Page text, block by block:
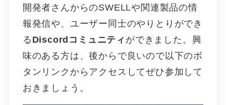
開発者さんからのSWELLや関連製品の情
報発信や、ユーザー同士のやりとりができ
る Discordコミュニティ ができました。興
味のある方は、後からで良いので以下のボ
タンリンクからアクセスしてぜひ参加して
おきましょう。